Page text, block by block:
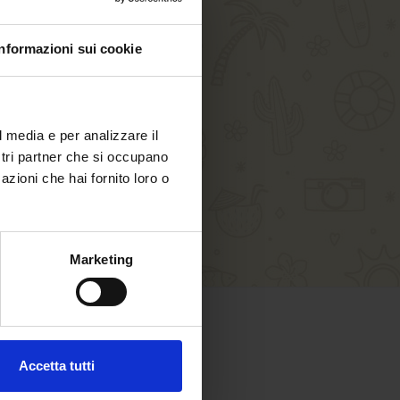
sui cookie
e per analizzare il
partner che si occupano
che hai fornito loro o
Marketing
Accetta tutti
SHOPPING SICURO
in sicurezza con: